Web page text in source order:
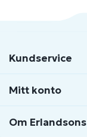
Kundservice
Mitt konto
Om Erlandsons